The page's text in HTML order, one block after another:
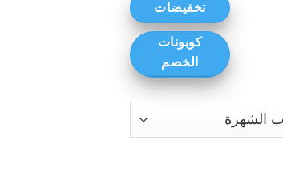
تخفيضات
كوبونات
الخصم